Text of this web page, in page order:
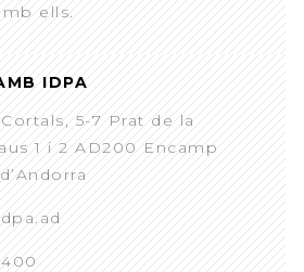
ells.
IDPA
5-7 Prat de la
1 i 2 AD200 Encamp